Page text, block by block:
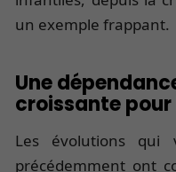
un exemple frappant.
Une
croissante pour
Les évolutions qui
précédemment ont